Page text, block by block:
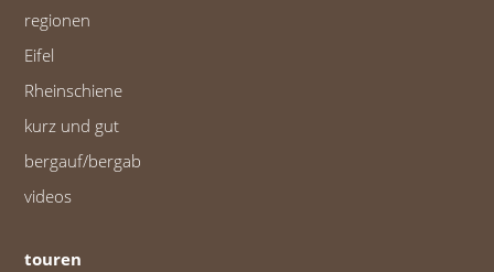
regionen
Eifel
Rheinschiene
kurz und gut
bergauf/bergab
videos
touren